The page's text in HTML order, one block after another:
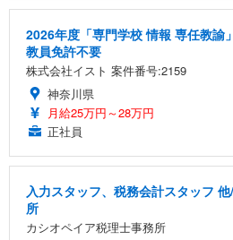
2026年度「専門学校 情報 専任教諭
教員免許不要
株式会社イスト 案件番号:2159
神奈川県
月給25万円～28万円
正社員
入力スタッフ、税務会計スタッフ
所
カシオペイア税理士事務所